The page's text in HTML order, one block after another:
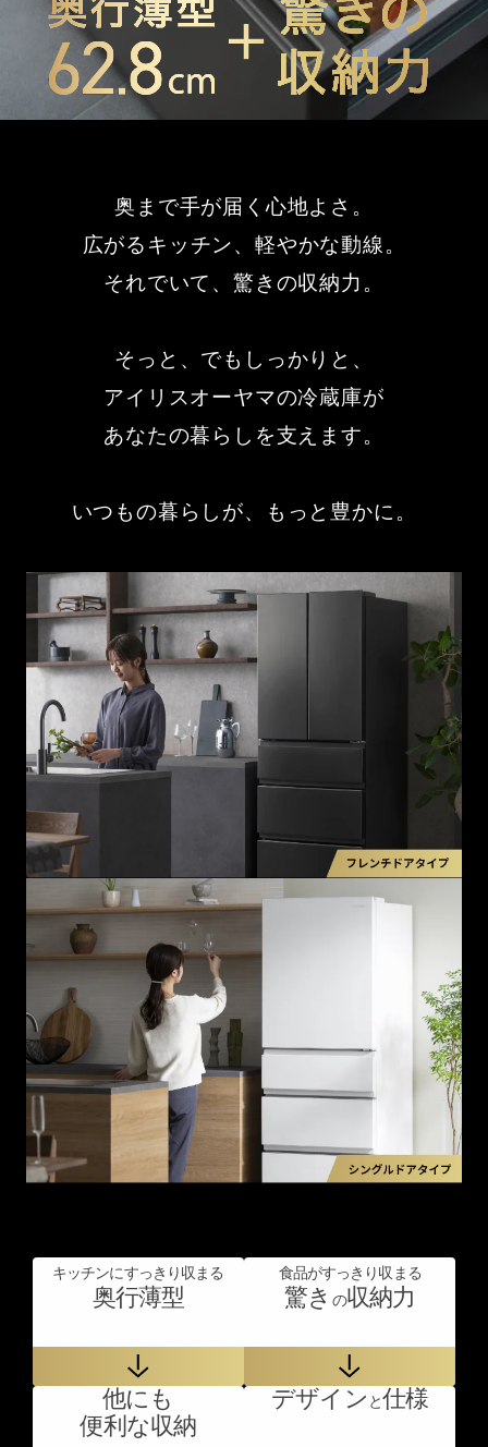
奥まで手が届く心地よさ。
広がるキッチン、軽やかな動線。
それでいて、驚きの収納力。
そっと、でもしっかりと、
アイリスオーヤマの冷蔵庫が
あなたの暮らしを支えます。
いつもの暮らしが、もっと豊かに。
キッチンにすっきり収まる
奥行薄型
食品がすっきり収まる
驚き の収納力
他にも
便利な収納
デザイン と仕様